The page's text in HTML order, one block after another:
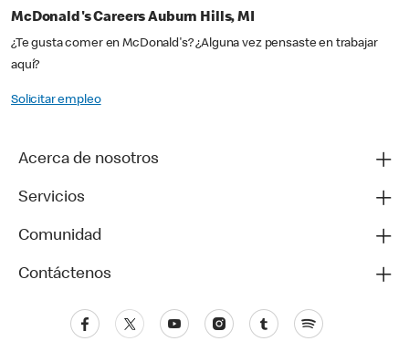
McDonald's Careers Auburn Hills, MI
¿Te gusta comer en McDonald's? ¿Alguna vez pensaste en trabajar
aquí?
Solicitar empleo
Acerca de nosotros
Servicios
Comunidad
Contáctenos